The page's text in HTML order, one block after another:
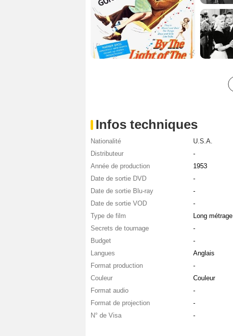
Infos techniques
Nationalité
U.S.A.
Distributeur
-
Année de production
1953
Date de sortie DVD
-
Date de sortie Blu-ray
-
Date de sortie VOD
-
Type de film
Long métrage
Secrets de tournage
-
Budget
-
Langues
Anglais
Format production
-
Couleur
Couleur
Format audio
-
Format de projection
-
N° de Visa
-